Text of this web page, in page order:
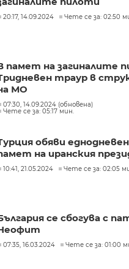
20:17, 14.09.2024 Чете се за: 02:50
памет на загиналите
траур в
МО
07:30, 14.09.2024 (обновена)
Чете се за: 05:17 мин.
обяви
на иранския
10:41, 21.05.2024 Чете се за: 02:05
се сбогува с
07:35, 16.03.2024 Чете се за: 01:00